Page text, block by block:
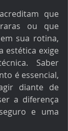
que
ou que
sua rotina,
estética exige
Saber
é essencial,
diante de
a diferença
e uma